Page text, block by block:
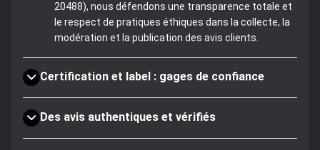
20488), nous défendons une transparence totale et
le respect de pratiques éthiques dans la collecte, la
modération et la publication des avis clients.
Certification et label : gages de confiance
Des avis authentiques et vérifiés